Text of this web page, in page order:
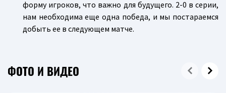
форму игроков, что важно для будущего. 2-0 в серии,
нам необходима еще одна победа, и мы постараемся
добыть ее в следующем матче.
ФОТО И ВИДЕО